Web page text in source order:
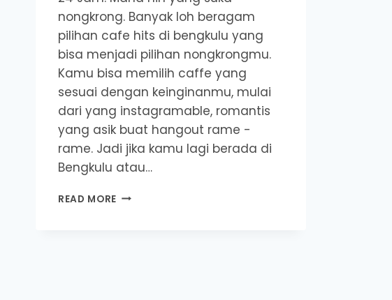
nongkrong. Banyak loh beragam
pilihan cafe hits di bengkulu yang
bisa menjadi pilihan nongkrongmu.
Kamu bisa memilih caffe yang
sesuai dengan keinginanmu, mulai
dari yang instagramable, romantis
yang asik buat hangout rame -
rame. Jadi jika kamu lagi berada di
Bengkulu atau…
READ MORE BERIKUT